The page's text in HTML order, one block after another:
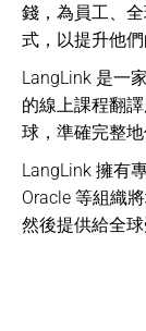
錢 ， 為員工、
式，以提升他
LangLink 是一
的線上課程翻
球，準確完整
LangLink 擁有
Oracle 等組織
然後提供給全球